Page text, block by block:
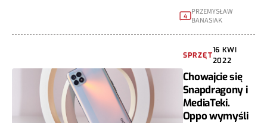
4
PRZEMYSŁAW
BANASIAK
SPRZĘT
16 KWI
2022
Chowajcie się
Snapdragony i
MediaTeki.
Oppo wymyśli